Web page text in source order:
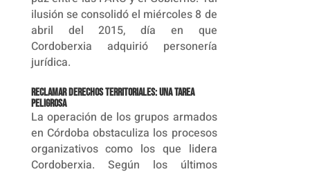
ilusión se consolidó el miércoles 8 de
abril del 2015, día en que
Cordoberxia adquirió personería
jurídica.
Reclamar derechos territoriales: una tarea
peligrosa
La operación de los grupos armados
en Córdoba obstaculiza los procesos
organizativos como los que lidera
Cordoberxia. Según los últimos